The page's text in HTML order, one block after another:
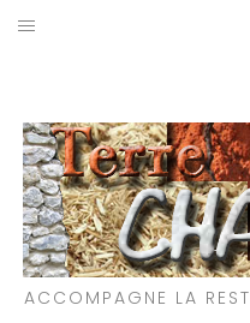
Aller
ACCOMPAGNE LA
PARTICIPATIFS
CHANTIERS RÉALISÉS
QUE PROPOSONS-NOUS ?